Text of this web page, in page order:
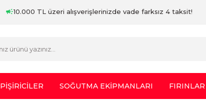
10.000 TL üzeri alışverişlerinizde vade farksız 4 taksit!
PİŞİRİCİLER SOĞUTMA EKİPMANLARI FIRINLAR